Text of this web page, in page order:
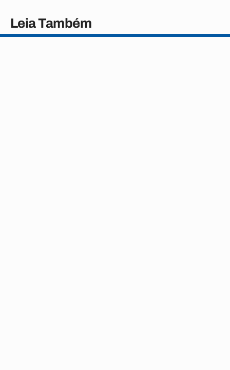
Leia Também